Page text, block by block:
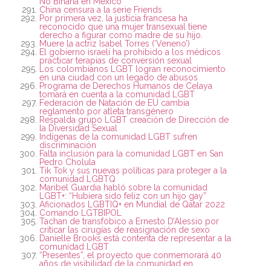
China censura a la serie Friends
Por primera vez, la justicia francesa ha
reconocido que una mujer transexual tiene
derecho a figurar como madre de su hijo.
Muere la actriz Isabel Torres (‘Veneno’)
El gobierno israelí ha prohibido a los médicos
practicar terapias de conversión sexual
Los colombianos LGBT logran reconocimiento
en una ciudad con un legado de abusos
Programa de Derechos Humanos de Celaya
tomará en cuenta a la comunidad LGBT
Federación de Natación de EU cambia
reglamento por atleta transgénero
Respalda grupo LGBT creación de Dirección de
la Diversidad Sexual
Indígenas de la comunidad LGBT sufren
discriminación
Falta inclusión para la comunidad LGBT en San
Pedro Cholula
Tik Tok y sus nuevas políticas para proteger a la
comunidad LGBTQ
Maribel Guardia habló sobre la comunidad
LGBT+: “Hubiera sido feliz con un hijo gay”
Aficionados LGBTIQ+ en Mundial de Qatar 2022
Comando LGTBIPOL
Tachan de transfóbico a Ernesto D’Alessio por
criticar las cirugías de reasignación de sexo
Danielle Brooks está contenta de representar a la
comunidad LGBT
“Presentes”, el proyecto que conmemorará 40
años de visibilidad de la comunidad en